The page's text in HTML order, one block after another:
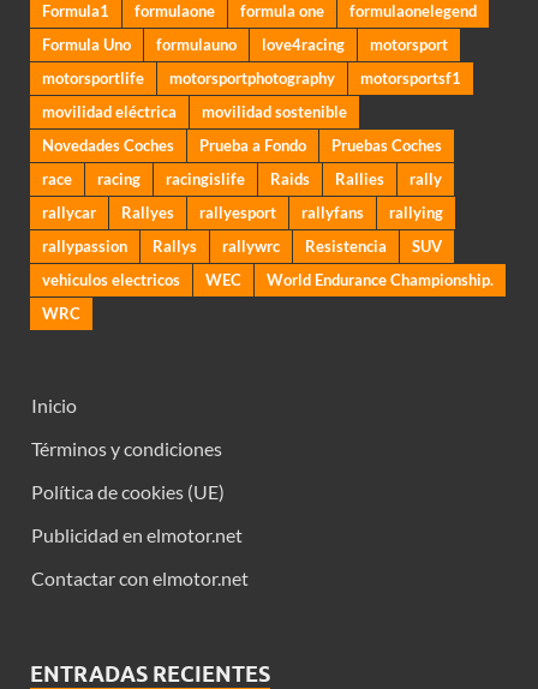
Formula1
formulaone formula one
formulaonelegend
Formula Uno
formulauno love4racing
motorsport
motorsportlife
motorsportphotography
motorsportsf1
movilidad eléctrica
movilidad sostenible
Novedades Coches
Prueba a Fondo
Pruebas Coches
race
racing racingislife Raids Rallies
rally
rallycar
Rallyes rallyesport rallyfans
rallying
rallypassion
Rallys rallywrc Resistencia
SUV
vehiculos electricos
WEC
World Endurance Championship.
WRC
Inicio
Términos y condiciones
Política de cookies (UE)
Publicidad en elmotor.net
Contactar con elmotor.net
ENTRADAS RECIENTES